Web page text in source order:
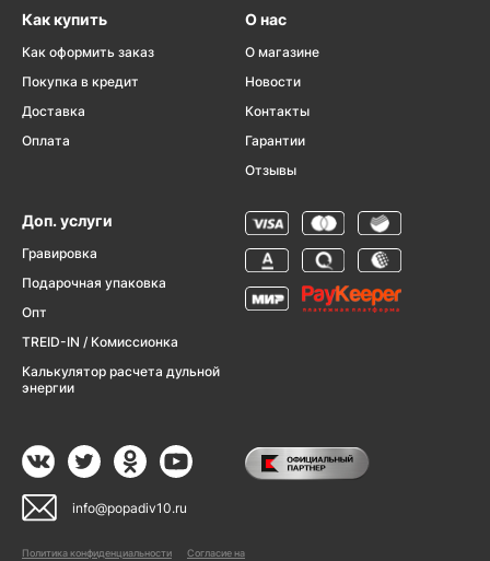
Как купить
Как оформить заказ
Покупка в кредит
Доставка
Оплата
О нас
О магазине
Новости
Контакты
Гарантии
Отзывы
Доп. услуги
Гравировка
Подарочная упаковка
Опт
TREID-IN / Комиссионка
Калькулятор расчета дульной
энергии
info@popadiv10.ru
Политика конфиденциальности
Согласие на